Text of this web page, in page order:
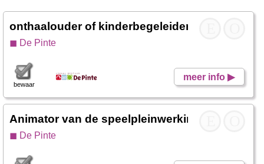
onthaalouder of kinderbegeleider
◼ De Pinte
meer info ▶
bewaar
Animator van de speelpleinwerking
◼ De Pinte